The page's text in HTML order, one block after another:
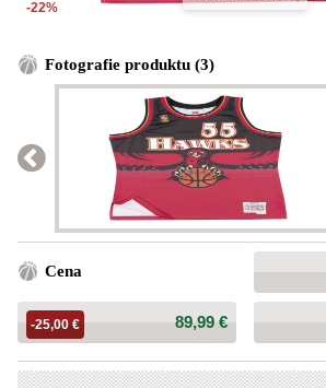
-22%
Fotografie produktu (3)
Cena
Cena:
89,99 €
-25,00 €